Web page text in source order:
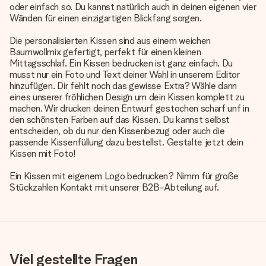
oder einfach so. Du kannst natürlich auch in deinen eigenen vier
Wänden für einen einzigartigen Blickfang sorgen.
Die personalisierten Kissen sind aus einem weichen
Baumwollmix gefertigt, perfekt für einen kleinen
Mittagsschlaf. Ein Kissen bedrucken ist ganz einfach. Du
musst nur ein Foto und Text deiner Wahl in unserem Editor
hinzufügen. Dir fehlt noch das gewisse Extra? Wähle dann
eines unserer fröhlichen Design um dein Kissen komplett zu
machen. Wir drucken deinen Entwurf gestochen scharf unf in
den schönsten Farben auf das Kissen. Du kannst selbst
entscheiden, ob du nur den Kissenbezug oder auch die
passende Kissenfüllung dazu bestellst. Gestalte jetzt dein
Kissen mit Foto!
Ein Kissen mit eigenem Logo bedrucken? Nimm für große
Stückzahlen Kontakt mit unserer B2B-Abteilung auf.
Viel gestellte Fragen